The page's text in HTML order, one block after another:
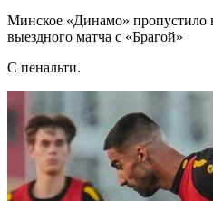
Минское «Динамо» пропустило
выездного матча с «Брагой»
С пенальти.